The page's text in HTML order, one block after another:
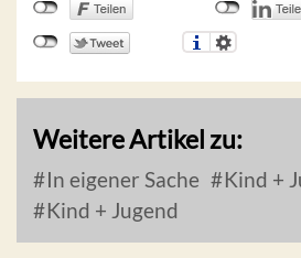
Weitere Artikel zu:
In eigener Sache
Kind +
Kind + Jugend